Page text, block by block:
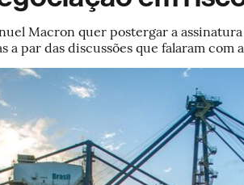
Macron quer postergar a
a par das discussões que falaram com